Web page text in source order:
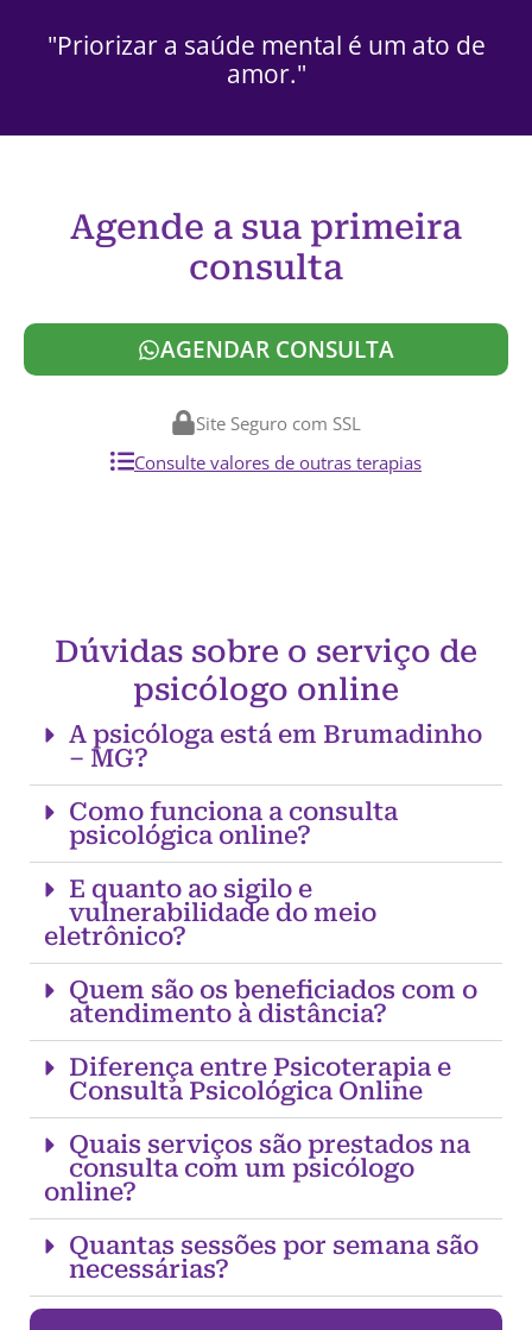
"Priorizar a saúde mental é um ato de
amor."
Agende a sua primeira
consulta
AGENDAR CONSULTA
Site Seguro com SSL
Consulte valores de outras terapias
Dúvidas sobre o serviço de
psicólogo online
A psicóloga está em Brumadinho
– MG?
Como funciona a consulta
psicológica online?
E quanto ao sigilo e
vulnerabilidade do meio
eletrônico?
Quem são os beneficiados com o
atendimento à distância?
Diferença entre Psicoterapia e
Consulta Psicológica Online
Quais serviços são prestados na
consulta com um psicólogo
online?
Quantas sessões por semana são
necessárias?